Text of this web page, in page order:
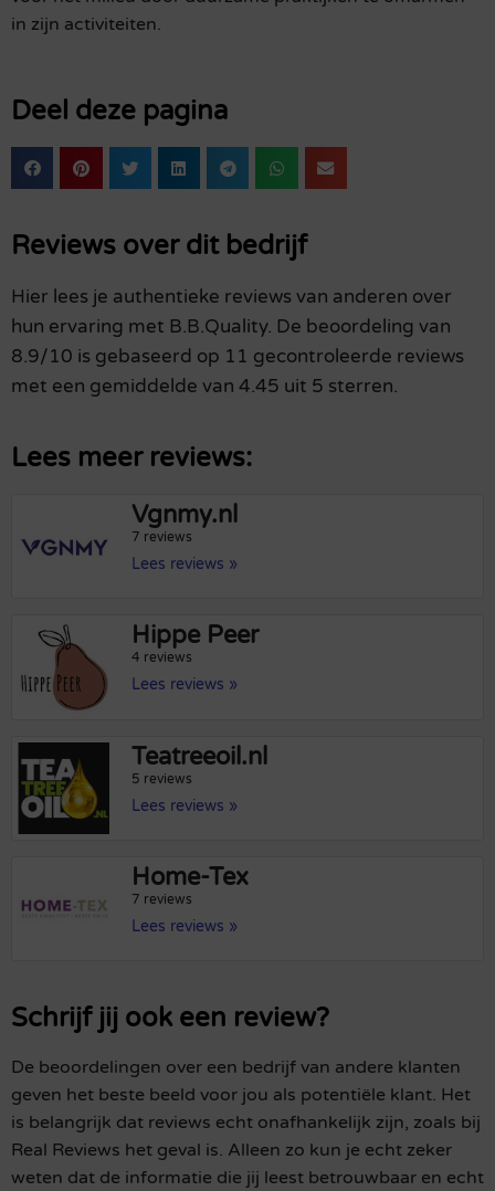
in zijn activiteiten.
Deel deze pagina
Reviews over dit bedrijf
Hier lees je authentieke reviews van anderen over
hun ervaring met B.B.Quality. De beoordeling van
8.9/10 is gebaseerd op 11 gecontroleerde reviews
met een gemiddelde van 4.45 uit 5 sterren.
Lees meer reviews:
Vgnmy.nl
7 reviews
Lees reviews »
Hippe Peer
4 reviews
Lees reviews »
Teatreeoil.nl
5 reviews
Lees reviews »
Home-Tex
7 reviews
Lees reviews »
Schrijf jij ook een review?
De beoordelingen over een bedrijf van andere klanten
geven het beste beeld voor jou als potentiële klant. Het
is belangrijk dat reviews echt onafhankelijk zijn, zoals bij
Real Reviews het geval is. Alleen zo kun je echt zeker
weten dat de informatie die jij leest betrouwbaar en echt